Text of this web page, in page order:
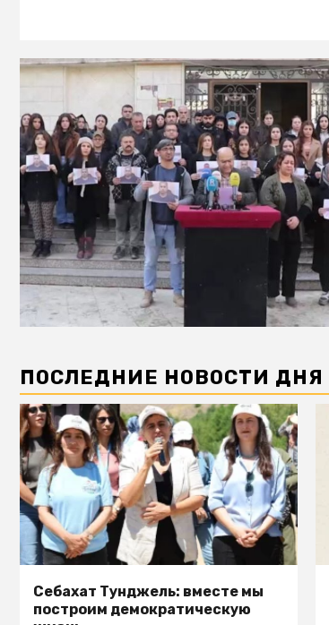
ПОСЛЕДНИЕ НОВОСТИ ДНЯ
Себахат Тунджель: вместе мы
построим демократическую